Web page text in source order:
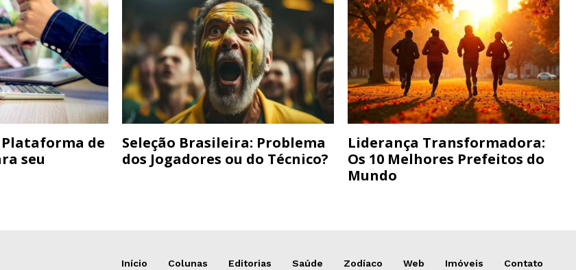
de
seu
Seleção Brasileira: Problema
dos Jogadores ou do Técnico?
Liderança Transformadora:
Os 10 Melhores Prefeitos do
Mundo
Início Colunas Editorias Saúde Zodíaco Web Imóveis Contato